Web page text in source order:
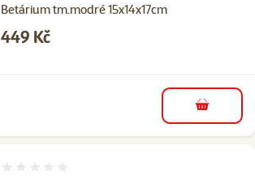
Betárium tm.modré 15x14x17cm
Cena
449 Kč
do košíku